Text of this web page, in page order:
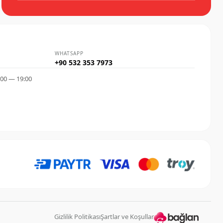
WHATSAPP
+90 532 353 7973
— 19:00
Gizlilik PolitikasıŞartlar ve Koşullar